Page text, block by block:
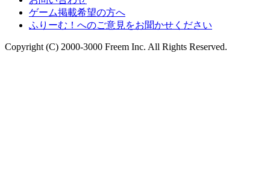
ゲーム掲載希望の方へ
ふりーむ！へのご意見をお聞かせください
Copyright (C) 2000-3000 Freem Inc. All Rights Reserved.